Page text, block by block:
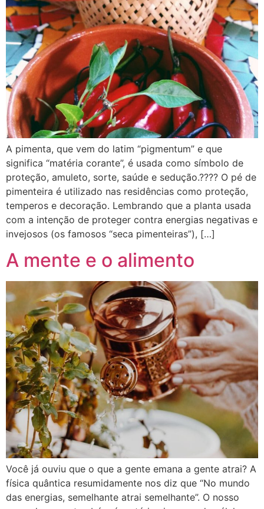
A pimenta, que vem do latim “pigmentum” e que
significa “matéria corante”, é usada como símbolo de
proteção, amuleto, sorte, saúde e sedução.????️ O pé de
pimenteira é utilizado nas residências como proteção,
temperos e decoração. Lembrando que a planta usada
com a intenção de proteger contra energias negativas e
invejosos (os famosos “seca pimenteiras”), […]
A mente e o alimento
Você já ouviu que o que a gente emana a gente atrai? A
física quântica resumidamente nos diz que “No mundo
das energias, semelhante atrai semelhante”. O nosso